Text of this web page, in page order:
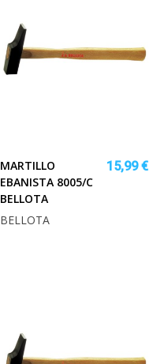
MARTILLO
EBANISTA 8005/C
BELLOTA
15,99 €
BELLOTA